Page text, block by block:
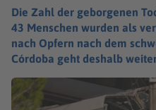
Die Zahl der geborgenen
43 Menschen wurden als
nach Opfern nach dem
Córdoba geht deshalb